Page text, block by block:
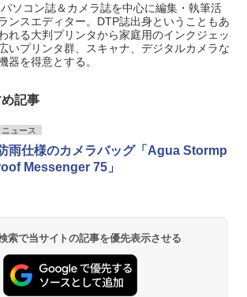
パソコン誌＆カメラ誌を中心に編集・執筆活
ンスエディター。DTP誌出身ということもあ
れる大判プリンタから家庭用のインクジェッ
いプリンタ群、スキャナ、デジタルカメラな
器を得意とする。
記事
ニュース
雨仕様のカメラバッグ「Agua Stormp
Messenger 75」
索で当サイトの記事を優先表示させる